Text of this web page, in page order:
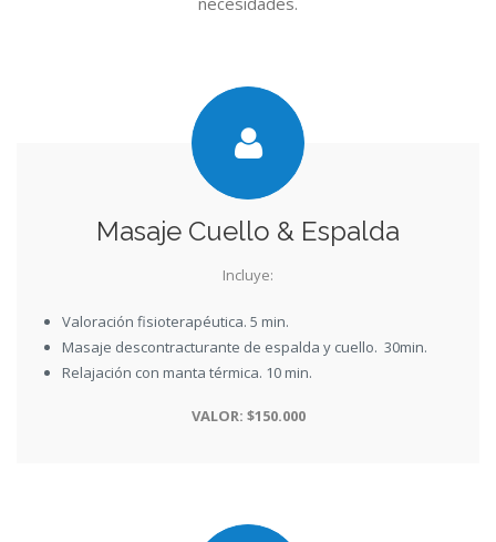
Masaje Cuello & Espalda
Incluye:
Valoración fisioterapéutica. 5 min.
Masaje descontracturante de espalda y cuello. 30min.
Relajación con manta térmica. 10 min.
VALOR: $150.000